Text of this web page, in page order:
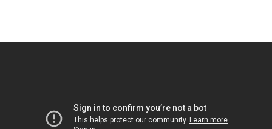
contenido